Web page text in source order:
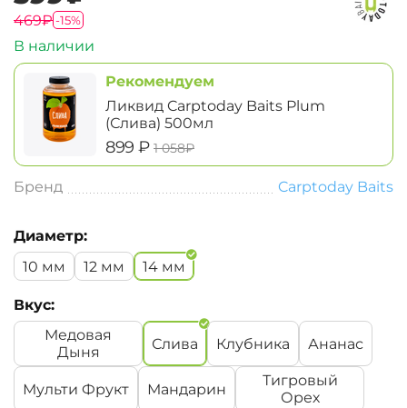
‍469‍₽-15%
В наличии
Рекомендуем
Ликвид Carptoday Baits Plum
(Слива) 500мл
‍899‍ ₽ ‍1 058‍₽
Бренд Carptoday Baits
Диаметр:
10 мм
12 мм 14 мм
Вкус:
Медовая
Дыня
Слива Клубника Ананас
Мульти Фрукт Мандарин
Тигровый
Орех